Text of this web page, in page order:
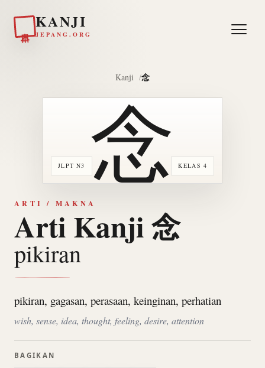
KANJI
JEPANG.ORG
Kanji 念
JLPT N3 KELAS 4
念
ARTI / MAKNA
Arti Kanji 念
pikiran
pikiran, gagasan, perasaan, keinginan, perhatian
wish, sense, idea, thought, feeling, desire, attention
BAGIKAN